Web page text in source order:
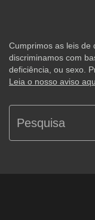
Cumprimos as leis de
discriminamos com
deficiência, ou sexo.
Leia o nosso aviso